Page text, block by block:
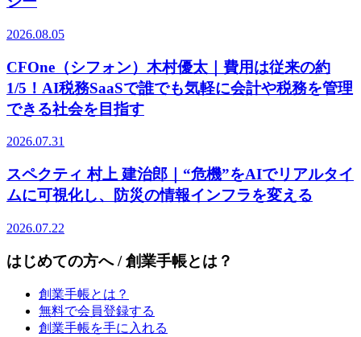
2026.08.05
CFOne（シフォン）木村優太｜費用は従来の約
1/5！AI税務SaaSで誰でも気軽に会計や税務を管理
できる社会を目指す
2026.07.31
スペクティ 村上 建治郎｜“危機”をAIでリアルタイ
ムに可視化し、防災の情報インフラを変える
2026.07.22
はじめての方へ / 創業手帳とは？
創業手帳とは？
無料で会員登録する
創業手帳を手に入れる